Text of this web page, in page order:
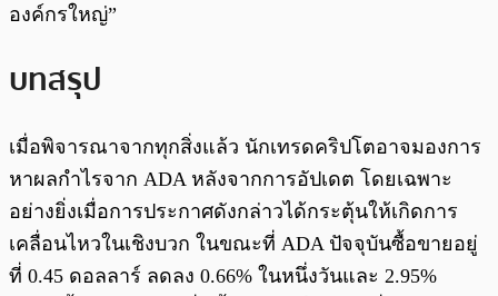
องค์กรใหญ่”
บทสรุป
เมื่อพิจารณาจากทุกสิ่งแล้ว นักเทรดคริปโตอาจมองการ
หาผลกำไรจาก ADA หลังจากการอัปเดต โดยเฉพาะ
อย่างยิ่งเมื่อการประกาศดังกล่าวได้กระตุ้นให้เกิดการ
เคลื่อนไหวในเชิงบวก ในขณะที่ ADA ปัจจุบันซื้อขายอยู่
ที่ 0.45 ดอลลาร์ ลดลง 0.66% ในหนึ่งวันและ 2.95%